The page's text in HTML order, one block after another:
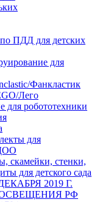
ПДД для детских
для
Фанкластик
Лего
для робототехники
для
скамейки, стенки,
для детского сада
2019 Г.
РФ